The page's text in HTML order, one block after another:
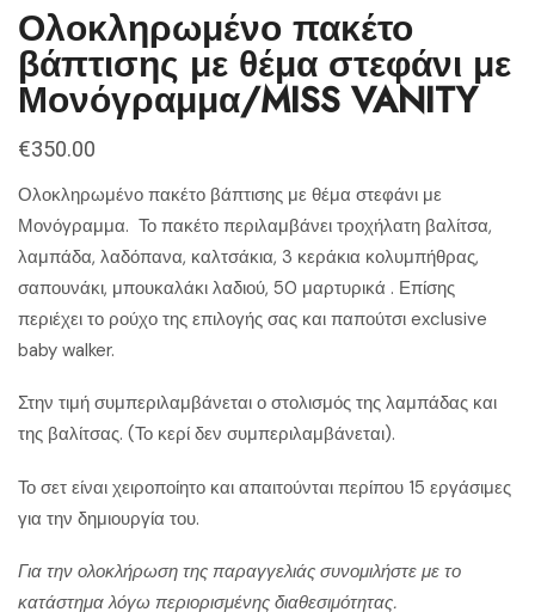
Ολοκληρωμένο πακέτο
βάπτισης με θέμα στεφάνι με
Μονόγραμμα/MISS VANITY
€350.00
Ολοκληρωμένο πακέτο βάπτισης με θέμα στεφάνι με
Μονόγραμμα. Το πακέτο περιλαμβάνει τροχήλατη βαλίτσα,
λαμπάδα, λαδόπανα, καλτσάκια, 3 κεράκια κολυμπήθρας,
σαπουνάκι, μπουκαλάκι λαδιού, 50 μαρτυρικά . Επίσης
περιέχει το ρούχο της επιλογής σας και παπούτσι exclusive
baby walker.
Στην τιμή συμπεριλαμβάνεται ο στολισμός της λαμπάδας και
της βαλίτσας. (Το κερί δεν συμπεριλαμβάνεται).
Το σετ είναι χειροποίητο και απαιτούνται περίπου 15 εργάσιμες
για την δημιουργία του.
Για την ολοκλήρωση της παραγγελιάς συνομιλήστε με το
κατάστημα λόγω περιορισμένης διαθεσιμότητας.